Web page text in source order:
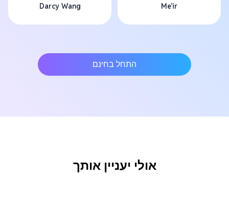
Me'ir
Darcy Wang
התחל בחינם
אולי יעניין אותך